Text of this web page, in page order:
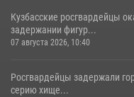
Кузбасские росгвардейцы
задержании фигур...
07 августа 2026, 10:40
Росгвардейцы задержали
серию хище...